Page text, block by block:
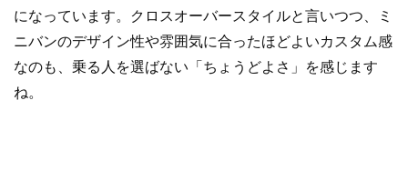
になっています。クロスオーバースタイルと言いつつ、ミ
ニバンのデザイン性や雰囲気に合ったほどよいカスタム感
なのも、乗る人を選ばない「ちょうどよさ」を感じます
ね。